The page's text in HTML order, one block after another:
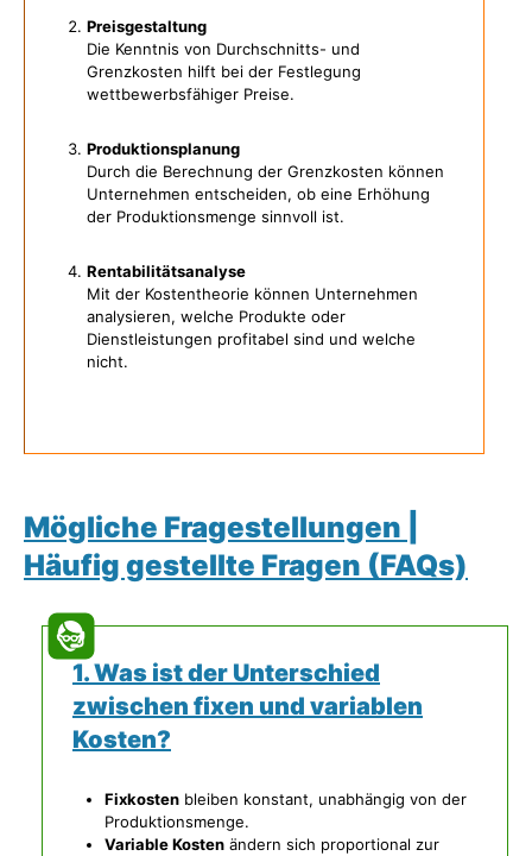
Preisgestaltung
Die Kenntnis von Durchschnitts- und
Grenzkosten hilft bei der Festlegung
wettbewerbsfähiger Preise.
Produktionsplanung
Durch die Berechnung der Grenzkosten können
Unternehmen entscheiden, ob eine Erhöhung
der Produktionsmenge sinnvoll ist.
Rentabilitätsanalyse
Mit der Kostentheorie können Unternehmen
analysieren, welche Produkte oder
Dienstleistungen profitabel sind und welche
nicht.
Mögliche Fragestellungen |
Häufig gestellte Fragen (FAQs)
1. Was ist der Unterschied
zwischen fixen und variablen
Kosten?
Fixkosten bleiben konstant, unabhängig von der
Produktionsmenge.
Variable Kosten ändern sich proportional zur